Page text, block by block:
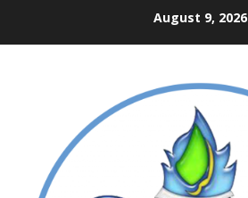
August 9, 2026